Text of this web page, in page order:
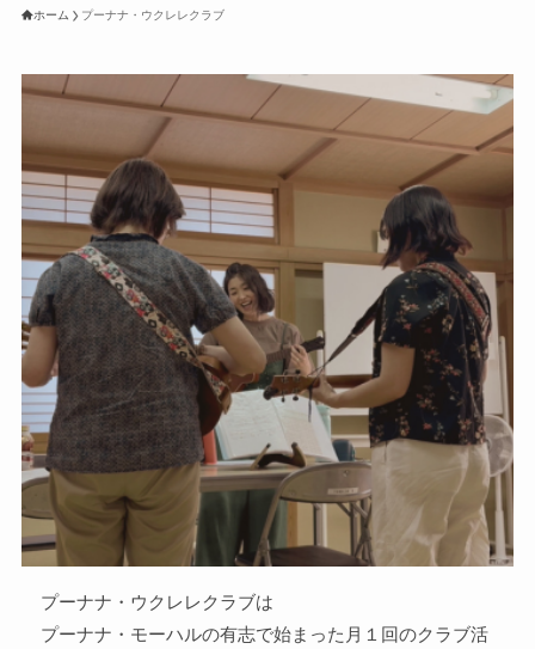
ホーム プーナナ・ウクレレクラブ
プーナナ・ウクレレクラブは
プーナナ・モーハルの有志で始まった月１回のクラブ活